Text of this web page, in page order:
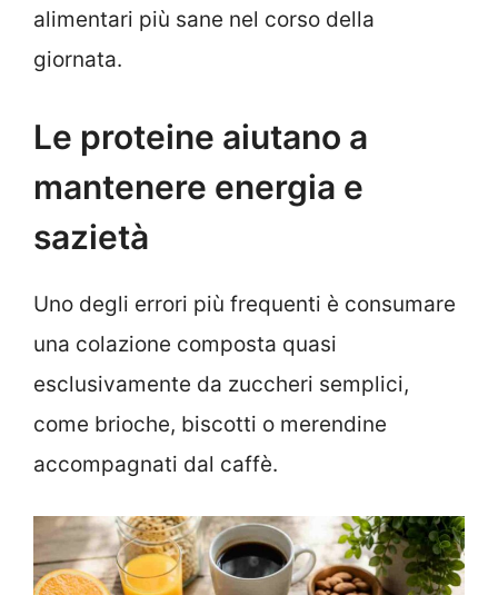
alimentari più sane nel corso della
giornata.
Le proteine aiutano a
mantenere energia e
sazietà
Uno degli errori più frequenti è consumare
una colazione composta quasi
esclusivamente da zuccheri semplici,
come brioche, biscotti o merendine
accompagnati dal caffè.